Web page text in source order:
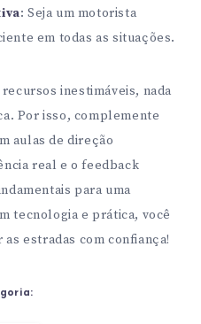
: Seja um motorista
em todas as situações.
inestimáveis, nada
Por isso, complemente
aulas de direção
real e o feedback
para uma
tecnologia e prática, você
estradas com confiança!